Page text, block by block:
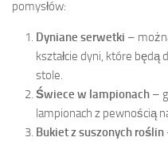
pomysłów:
Dyniane serwetki –
kształcie dyni, które będą
stole.
Świece w lampionach –
lampionach z pewnością
Bukiet z suszonych roślin